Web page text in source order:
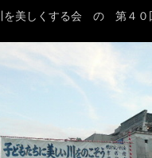
を美しくする会 の 第４０